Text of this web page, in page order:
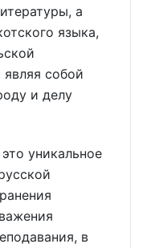
а
языка,
собой
и делу
уникальное
в